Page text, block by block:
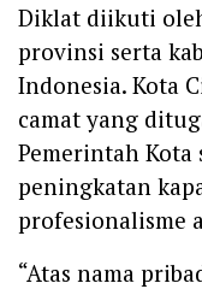
Diklat diikuti
provinsi serta
Indonesia. Kota
camat yang
Pemerintah Kota
peningkatan
profesionalisme
“Atas nama